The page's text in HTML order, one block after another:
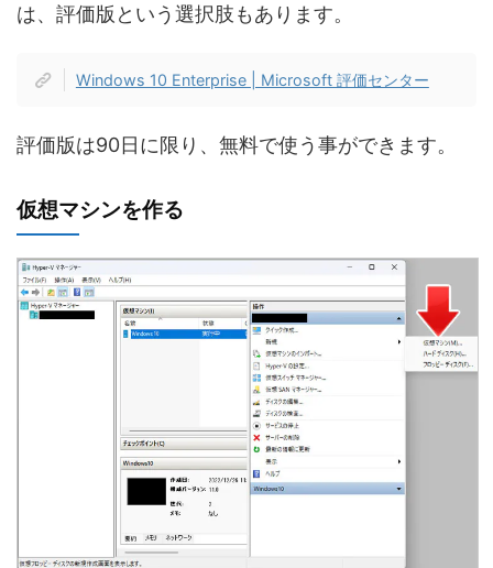
は、評価版という選択肢もあります。
Windows 10 Enterprise | Microsoft 評価センター
評価版は90日に限り、無料で使う事ができます。
仮想マシンを作る